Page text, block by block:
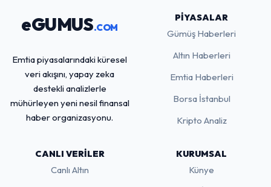
eGUMUS.COM
Emtia piyasalarındaki küresel
veri akışını, yapay zeka
destekli analizlerle
mühürleyen yeni nesil finansal
haber organizasyonu.
PIYASALAR
Gümüş Haberleri
Altın Haberleri
Emtia Haberleri
Borsa İstanbul
Kripto Analiz
CANLI VERILER
Canlı Altın
KURUMSAL
Künye